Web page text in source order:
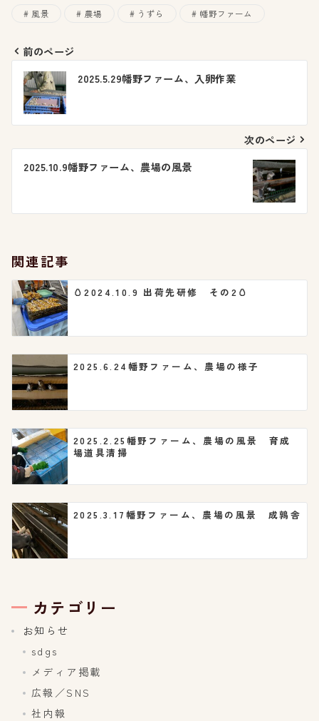
風景 農場 うずら 幡野ファーム
投
稿
ビ
シ
ョ
ン
前のページ
2025.5.29幡野ファーム、入卵作業
次のページ
2025.10.9幡野ファーム、農場の風景
関連記事
🥚2024.10.9 出荷先研修 その2🥚
2025.6.24幡野ファーム、農場の様子
2025.2.25幡野ファーム、農場の風景 育成
場道具清掃
2025.3.17幡野ファーム、農場の風景 成鶉舎
カテゴリー
お知らせ
sdgs
メディア掲載
広報／SNS
社内報